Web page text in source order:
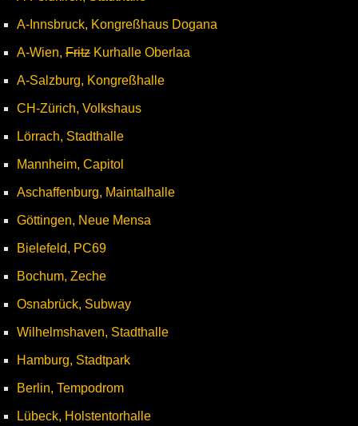
A-Innsbruck, Kongreßhaus Dogana
A-Wien, Fritz Kurhalle Oberlaa
A-Salzburg, Kongreßhalle
CH-Zürich, Volkshaus
Lörrach, Stadthalle
Mannheim, Capitol
Aschaffenburg, Maintalhalle
Göttingen, Neue Mensa
Bielefeld, PC69
Bochum, Zeche
Osnabrück, Subway
Wilhelmshaven, Stadthalle
Hamburg, Stadtpark
Berlin, Tempodrom
Lübeck, Holstentorhalle